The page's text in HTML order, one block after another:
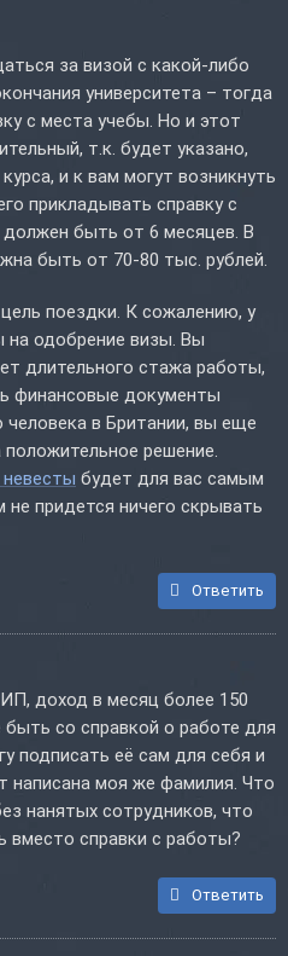
за визой с какой-либо
университета – тогда
с места учебы. Но и этот
т.к. будет указано,
и к вам могут возникнуть
прикладывать справку с
быть от 6 месяцев. В
быть от 70-80 тыс. рублей.
поездки. К сожалению, у
на одобрение визы. Вы
длительного стажа работы,
финансовые документы
человека в Британии, вы еще
решение.
невесты будет для вас самым
придется ничего скрывать
Ответить
доход в месяц более 150
со справкой о работе для
подписать её сам для себя и
написана моя же фамилия. Что
нанятых сотрудников, что
вместо справки с работы?
Ответить